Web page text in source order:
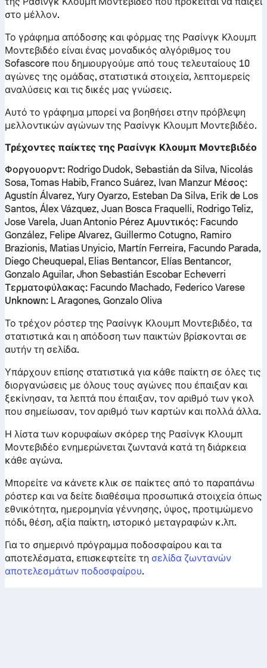
στο μέλλον.
Το γράφημα απόδοσης και φόρμας της Ρασίνγκ Κλουμπ
Μοντεβιδέο είναι ένας μοναδικός αλγόριθμος του
Sofascore που δημιουργούμε από τους τελευταίους 10
αγώνες της ομάδας, στατιστικά στοιχεία, λεπτομερείς
αναλύσεις και τις δικές μας γνώσεις.
Αυτό το γράφημα μπορεί να βοηθήσει στην πρόβλεψη
μελλοντικών αγώνων της Ρασίνγκ Κλουμπ Μοντεβιδέο.
Τρέχοντες παίκτες της Ρασίνγκ Κλουμπ Μοντεβιδέο
Φοργουορντ:Rodrigo Dudok, Sebastián da Silva, Nicolás
Sosa, Tomas Habib, Franco Suárez, Ivan Manzur Μέσος:
Agustín Álvarez, Yury Oyarzo, Esteban Da Silva, Erik de Los
Santos, Álex Vázquez, Juan Bosca Fraquelli, Rodrigo Teliz,
Jose Varela, Juan Antonio PérezΑμυντικός:Facundo
González, Felipe Alvarez, Guillermo Cotugno, Ramiro
Brazionis, Matias Unyicio, Martín Ferreira, Facundo Parada,
Diego Cheuquepal, Elias Bentancor, Elías Bentancor,
Gonzalo Aguilar, Jhon Sebastián Escobar Echeverri
Τερματοφύλακας:Facundo Machado, Federico Varese
Unknown:L Aragones, Gonzalo Oliva
Το τρέχον ρόστερ της Ρασίνγκ Κλουμπ Μοντεβιδέο, τα
στατιστικά και η απόδοση των παικτών βρίσκονται σε
αυτήν τη σελίδα.
Υπάρχουν επίσης στατιστικά για κάθε παίκτη σε όλες τις
διοργανώσεις με όλους τους αγώνες που έπαιξαν και
ξεκίνησαν, τα λεπτά που έπαιξαν, τον αριθμό των γκολ
που σημείωσαν, τον αριθμό των καρτών και πολλά άλλα.
Η λίστα των κορυφαίων σκόρερ της Ρασίνγκ Κλουμπ
Μοντεβιδέο ενημερώνεται ζωντανά κατά τη διάρκεια
κάθε αγώνα.
Μπορείτε να κάνετε κλικ σε παίκτες από το παραπάνω
ρόστερ και να δείτε διαθέσιμα προσωπικά στοιχεία όπως
εθνικότητα, ημερομηνία γέννησης, ύψος, προτιμώμενο
πόδι, θέση, αξία παίκτη, ιστορικό μεταγραφών κ.λπ.
Για το σημερινό πρόγραμμα ποδοσφαίρου και τα
αποτελέσματα, επισκεφτείτε τη σελίδα ζωντανών
αποτελεσμάτων ποδοσφαίρου.